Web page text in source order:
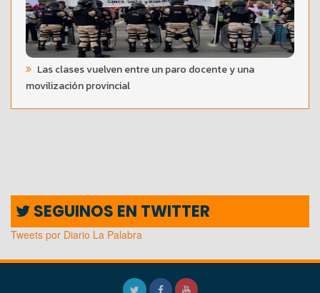
Las clases vuelven entre un paro docente y una
movilización provincial
SEGUINOS EN TWITTER
Tweets por Diario La Palabra